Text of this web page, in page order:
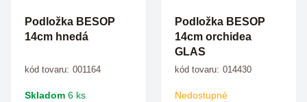
Podložka BESOP
14cm hnedá
kód tovaru: 001164
Skladom 6 ks
Podložka BESOP
14cm orchidea
GLAS
kód tovaru: 014430
Nedostupné